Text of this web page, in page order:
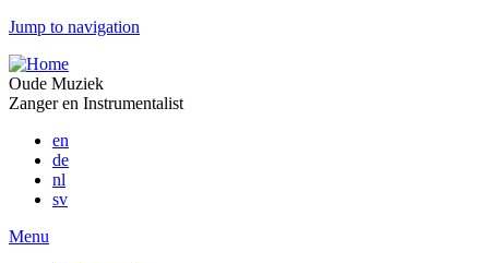
Jump to navigation
Oude Muziek
Zanger en Instrumentalist
en
de
nl
sv
Menu